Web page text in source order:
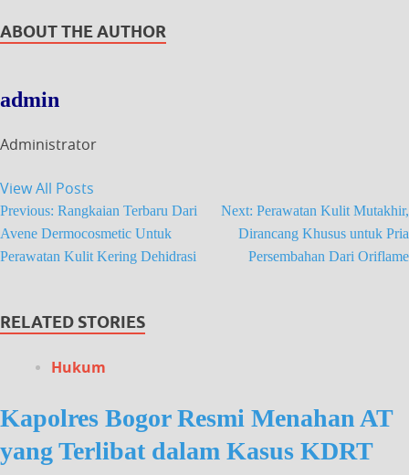
ABOUT THE AUTHOR
admin
Administrator
View All Posts
Previous: Rangkaian Terbaru Dari
Avene Dermocosmetic Untuk
Perawatan Kulit Kering Dehidrasi
Next: Perawatan Kulit Mutakhir,
Dirancang Khusus untuk Pria
Persembahan Dari Oriflame
RELATED STORIES
Hukum
Kapolres Bogor Resmi Menahan AT
yang Terlibat dalam Kasus KDRT